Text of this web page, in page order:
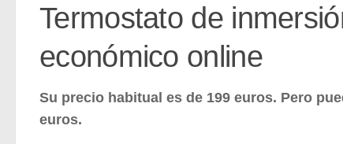
Termostato de
económico online
Su precio habitual es de 199 euros. Pero
euros.